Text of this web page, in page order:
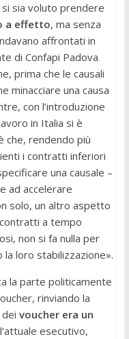
sia voluto prendere
a effetto, ma senza
affrontati in
di Confapi Padova
prima che le causali
minacciare una causa
con l’introduzione
in Italia si è
che, rendendo più
i contratti inferiori
una causale –
ad accelerare
solo, un altro aspetto
a tempo
non si fa nulla per
la loro stabilizzazione».
la parte politicamente
rinviando la
voucher era un
esecutivo,